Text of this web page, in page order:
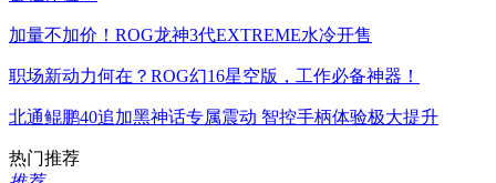
加量不加价！ROG龙神3代EXTREME水冷开售
职场新动力何在？ROG幻16星空版，工作必备神器！
北通鲲鹏40追加黑神话专属震动 智控手柄体验极大提升
热门推荐